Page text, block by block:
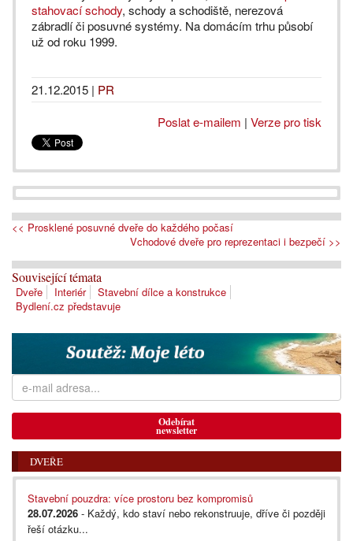
stahovací schody, schody a schodiště, nerezová
zábradlí či posuvné systémy. Na domácím trhu působí
už od roku 1999.
21.12.2015 | PR
Poslat e-mailem | Verze pro tisk
<< Prosklené posuvné dveře do každého počasí
Vchodové dveře pro reprezentaci i bezpečí >>
Související témata
Dveře Interiér
Stavební dílce a konstrukce
Bydlení.cz představuje
Odebírat
newsletter
DVEŘE
Stavební pouzdra: více prostoru bez kompromisů
28.07.2026 - Každý, kdo staví nebo rekonstruuje, dříve či později
řeší otázku...